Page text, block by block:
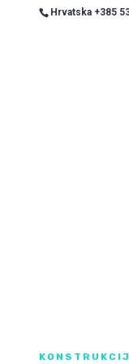
Hrvatska +385